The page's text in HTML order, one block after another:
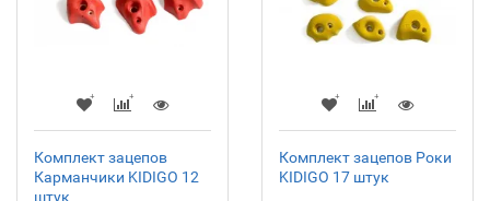
Комплект зацепов
Карманчики KIDIGO 12
штук
Комплект зацепов Роки
KIDIGO 17 штук